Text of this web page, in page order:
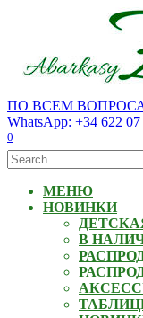
ПО ВСЕМ
WhatsApp: +34 622 07
0
Search
for:
МЕНЮ
НОВИНКИ
В